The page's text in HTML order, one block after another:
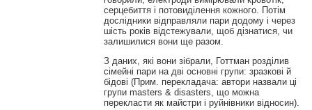
серцебиття і потовиділення кожного. Потім
дослідники відправляли пари додому і через
шість років відстежували, щоб дізнатися, чи
залишилися вони ще разом.
З даних, які вони зібрали, Готтман розділив
сімейні пари на дві основні групи: зразкові й
бідові (Прим. перекладача: автори назвали ці
групи masters & disasters, що можна
перекласти як майстри і руйнівники відносин).